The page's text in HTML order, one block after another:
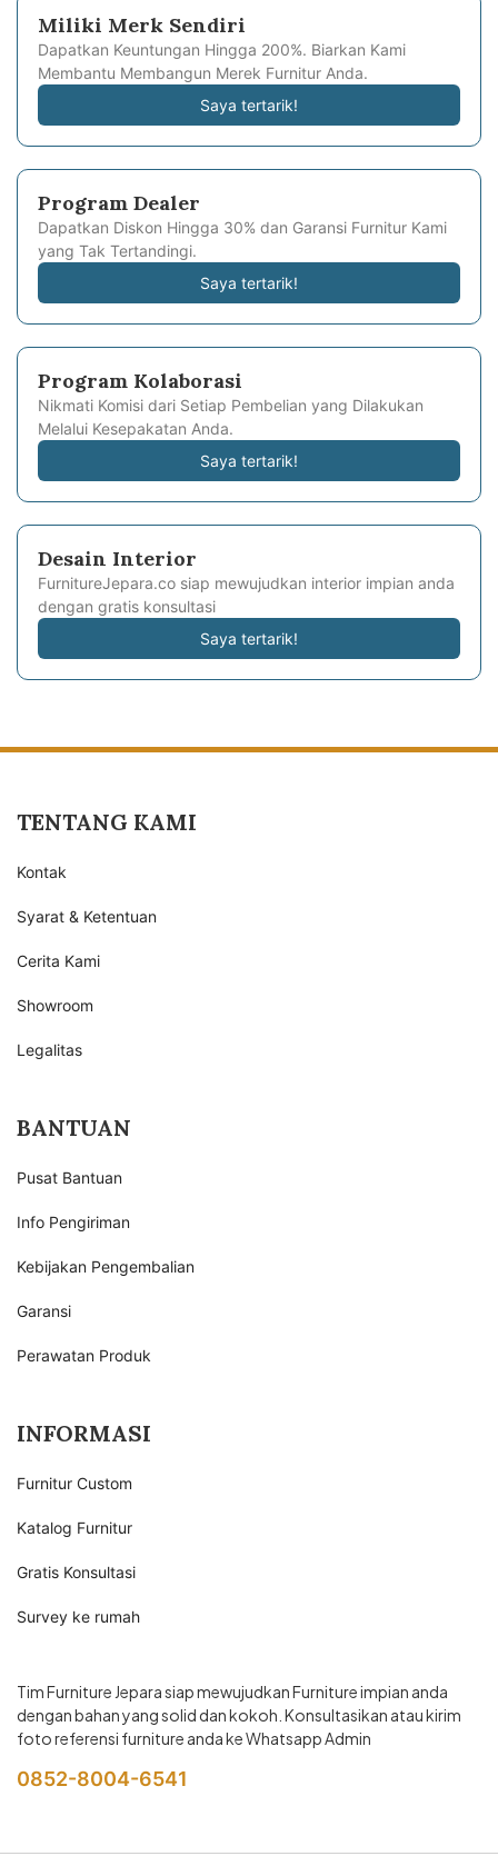
Miliki Merk Sendiri
Dapatkan Keuntungan Hingga 200%. Biarkan Kami
Membantu Membangun Merek Furnitur Anda.
Saya tertarik!
Program Dealer
Dapatkan Diskon Hingga 30% dan Garansi Furnitur Kami
yang Tak Tertandingi.
Saya tertarik!
Program Kolaborasi
Nikmati Komisi dari Setiap Pembelian yang Dilakukan
Melalui Kesepakatan Anda.
Saya tertarik!
Desain Interior
FurnitureJepara.co siap mewujudkan interior impian anda
dengan gratis konsultasi
Saya tertarik!
TENTANG KAMI
Kontak
Syarat & Ketentuan
Cerita Kami
Showroom
Legalitas
BANTUAN
Pusat Bantuan
Info Pengiriman
Kebijakan Pengembalian
Garansi
Perawatan Produk
INFORMASI
Furnitur Custom
Katalog Furnitur
Gratis Konsultasi
Survey ke rumah
Tim Furniture Jepara siap mewujudkan Furniture impian anda
dengan bahan yang solid dan kokoh. Konsultasikan atau kirim
foto referensi furniture anda ke Whatsapp Admin
0852-8004-6541